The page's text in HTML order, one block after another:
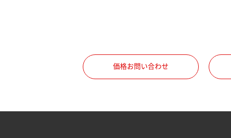
所属部署
価格お問い合わせ